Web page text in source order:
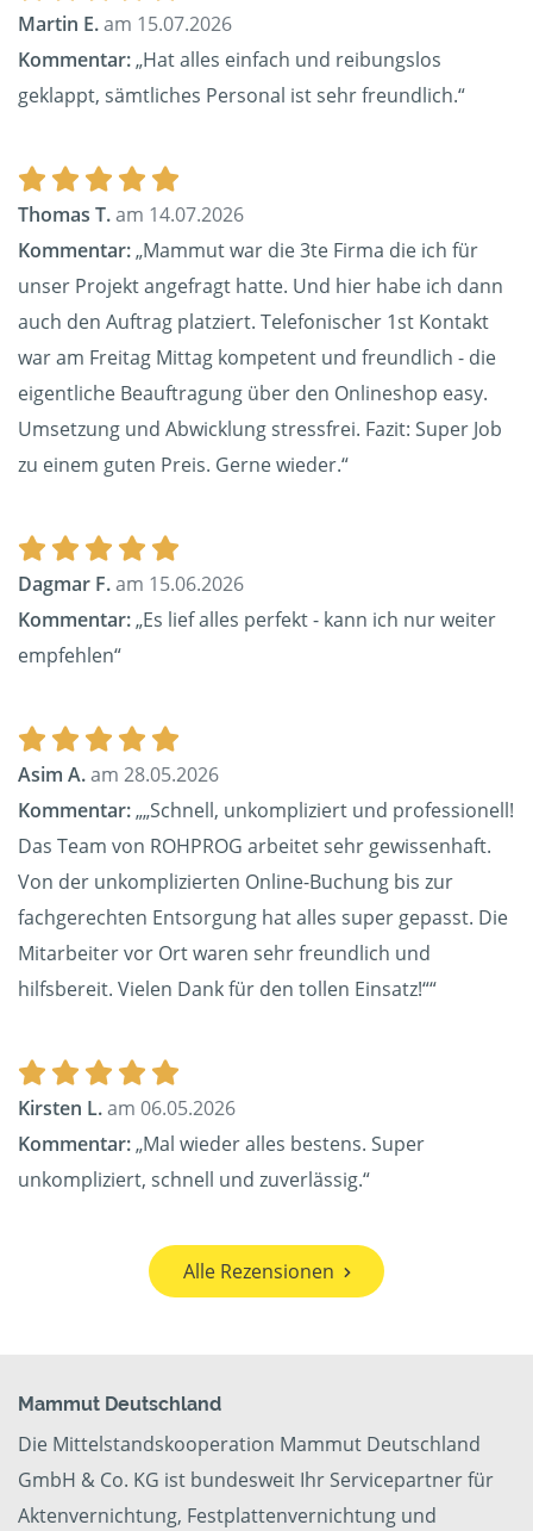
Martin E.am 15.07.2026
Kommentar:„Hat alles einfach und reibungslos
geklappt, sämtliches Personal ist sehr freundlich.“
Thomas T.am 14.07.2026
Kommentar:„Mammut war die 3te Firma die ich für
unser Projekt angefragt hatte. Und hier habe ich dann
auch den Auftrag platziert. Telefonischer 1st Kontakt
war am Freitag Mittag kompetent und freundlich - die
eigentliche Beauftragung über den Onlineshop easy.
Umsetzung und Abwicklung stressfrei. Fazit: Super Job
zu einem guten Preis. Gerne wieder.“
Dagmar F.am 15.06.2026
Kommentar:„Es lief alles perfekt - kann ich nur weiter
empfehlen“
Asim A.am 28.05.2026
Kommentar:„„Schnell, unkompliziert und professionell!
Das Team von ROHPROG arbeitet sehr gewissenhaft.
Von der unkomplizierten Online-Buchung bis zur
fachgerechten Entsorgung hat alles super gepasst. Die
Mitarbeiter vor Ort waren sehr freundlich und
hilfsbereit. Vielen Dank für den tollen Einsatz!““
Kirsten L.am 06.05.2026
Kommentar:„Mal wieder alles bestens. Super
unkompliziert, schnell und zuverlässig.“
Alle Rezensionen
Mammut Deutschland
Die Mittelstandskooperation Mammut Deutschland
GmbH & Co. KG ist bundesweit Ihr Servicepartner für
Aktenvernichtung, Festplattenvernichtung und